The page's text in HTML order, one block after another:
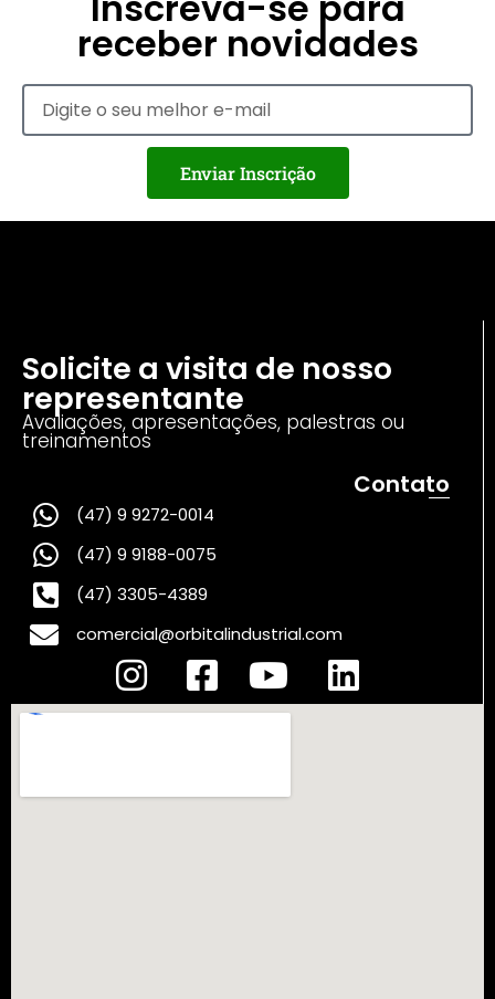
receber novidades
Enviar Inscrição
Solicite a visita de nosso
representante
Avaliações, apresentações, palestras ou
treinamentos
Contato
(47) 9 9272-0014
(47) 9 9188-0075
(47) 3305-4389
comercial@orbitalindustrial.com